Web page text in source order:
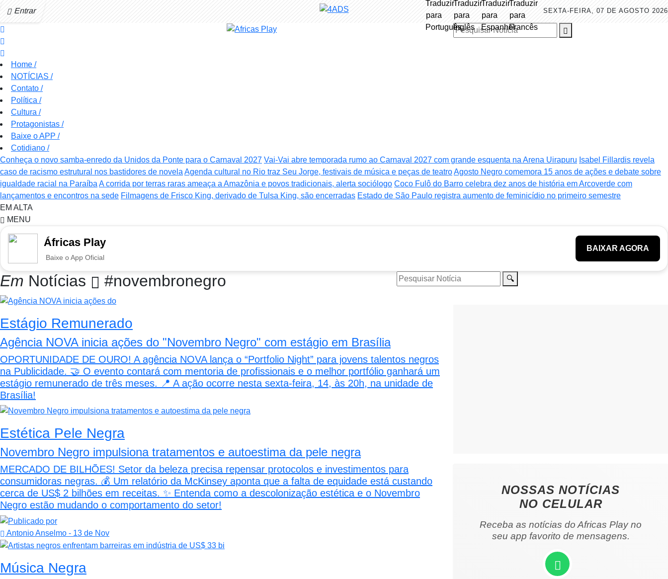
Entrar SEXTA-FEIRA, 07 DE AGOSTO 2026
Pesquisar Notícia
Home /
NOTÍCIAS /
Contato /
Política /
Cultura /
Protagonistas /
Baixe o APP /
Cotidiano /
Conheça o novo samba-enredo da Unidos da Ponte para o Carnaval 2027 Vai-Vai abre temporada rumo ao Carnaval 2027 com grande esquenta na Arena Uirapuru Isabel Fillardis revela
caso de racismo estrutural nos bastidores de novela Agenda cultural no Rio traz Seu Jorge, festivais de música e peças de teatroAgosto Negro comemora 15 anos de ações e debate sobre
igualdade racial na Paraíba A corrida por terras raras ameaça a Amazônia e povos tradicionais, alerta sociólogo Coco Fulô do Barro celebra dez anos de história em Arcoverde com
lançamentos e encontros na sede Filmagens de Frisco King, derivado de Tulsa King, são encerradas Estado de São Paulo registra aumento de feminicídio no primeiro semestre
EM ALTA
MENU
Áfricas Play
Baixe o App Oficial
BAIXAR AGORA
Em Notícias #novembronegro 🔍
Estágio Remunerado
Agência NOVA inicia ações do "Novembro Negro" com estágio em Brasília
OPORTUNIDADE DE OURO! A agência NOVA lança o “Portfolio Night” para jovens talentos negros
na Publicidade. 🤝 O evento contará com mentoria de profissionais e o melhor portfólio ganhará um
estágio remunerado de três meses. 📍 A ação ocorre nesta sexta-feira, 14, às 20h, na unidade de
Brasília!
Estética Pele Negra
Novembro Negro impulsiona tratamentos e autoestima da pele negra
MERCADO DE BILHÕES! Setor da beleza precisa repensar protocolos e investimentos para
consumidoras negras. 💰 Um relatório da McKinsey aponta que a falta de equidade está custando
cerca de US$ 2 bilhões em receitas. ✨ Entenda como a descolonização estética e o Novembro
Negro estão mudando o comportamento do setor!
Antonio Anselmo - 13 de Nov
Música Negra
NOSSAS NOTÍCIAS
NO CELULAR
Receba as notícias do Africas Play no
seu app favorito de mensagens.